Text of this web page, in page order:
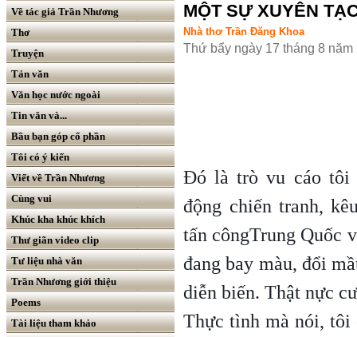
Về tác giả Trần Nhương
Thơ
Truyện
Tản văn
Văn học nước ngoài
Tin văn và...
Bầu bạn góp cổ phần
Tôi có ý kiến
Viết về Trần Nhương
Cùng vui
Khúc kha khúc khích
Thư giãn video clip
Tư liệu nhà văn
Trần Nhương giới thiệu
Poems
Tài liệu tham khảo
MỘT SỰ XUYÊN
Nhà thơ Trần Đăng Khoa
Thứ bẩy ngày 17 tháng 8 năm
Đó là trò vu cáo tôi
động chiến tranh,
tấn côngTrung Quốc
đang bay màu, đổi
diễn biến. Thật nực
Thực tình mà nói, tôi